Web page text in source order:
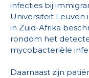
infecties bij
Universiteit Leuven
in Zuid-Afrika
rondom het
mycobacteriële
Daarnaast zijn